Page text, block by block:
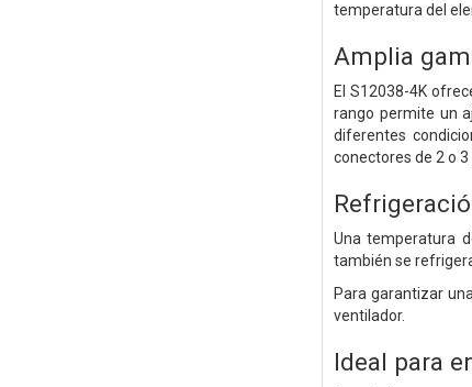
temperatura del
Amplia
El S12038-4K
rango permite un
diferentes
conectores de 2 o
Una temperatura
también se
Para garantizar
ventilador.
Ideal para